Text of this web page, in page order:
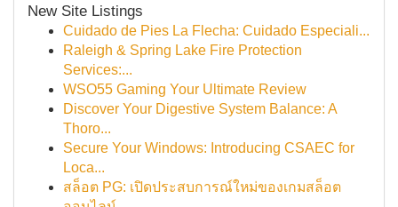
New Site Listings
Cuidado de Pies La Flecha: Cuidado Especiali...
Raleigh & Spring Lake Fire Protection
Services:...
WSO55 Gaming Your Ultimate Review
Discover Your Digestive System Balance: A
Thoro...
Secure Your Windows: Introducing CSAEC for
Loca...
สล็อต PG: เปิดประสบการณ์ใหม่ของเกมสล็อต